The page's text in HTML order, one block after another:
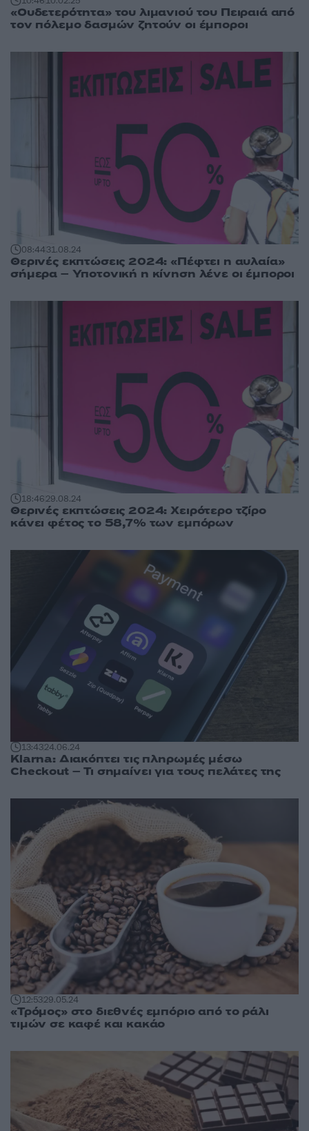
«Ουδετερότητα» του λιμανιού του Πειραιά από
τον πόλεμο δασμών ζητούν οι έμποροι
08:4431.08.24
Θερινές εκπτώσεις 2024: «Πέφτει η αυλαία»
σήμερα – Υποτονική η κίνηση λένε οι έμποροι
18:4629.08.24
Θερινές εκπτώσεις 2024: Χειρότερο τζίρο
κάνει φέτος το 58,7% των εμπόρων
13:4324.06.24
Klarna: Διακόπτει τις πληρωμές μέσω
Checkout – Τι σημαίνει για τους πελάτες της
12:5329.05.24
«Τρόμος» στο διεθνές εμπόριο από το ράλι
τιμών σε καφέ και κακάο